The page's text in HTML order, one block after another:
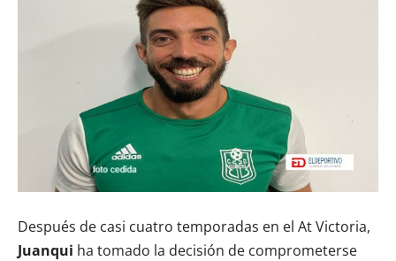
Después de casi cuatro temporadas en el At Victoria,
Juanqui ha tomado la decisión de comprometerse